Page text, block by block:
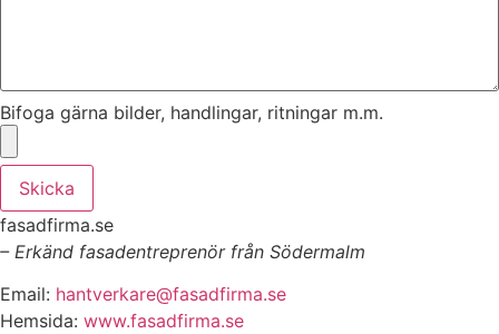
Bifoga gärna bilder, handlingar, ritningar m.m.
Skicka
fasadfirma.se
– Erkänd fasadentreprenör från Södermalm
Email: hantverkare@fasadfirma.se
Hemsida: www.fasadfirma.se